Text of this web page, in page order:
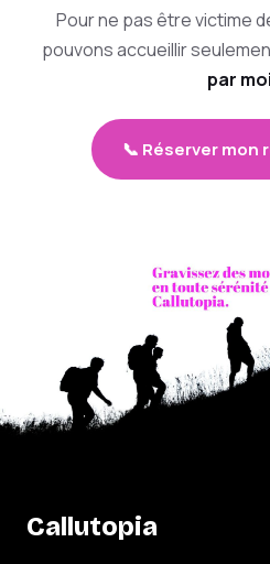
Pour ne pas être victime
pouvons accueillir
par
📞 Réserver mon
Callutopia